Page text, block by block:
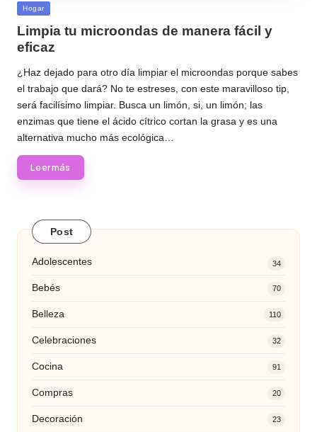
Publicada
Hogar
Limpia tu microondas de manera fácil y
eficaz
¿Haz dejado para otro día limpiar el microondas porque sabes
el trabajo que dará? No te estreses, con este maravilloso tip,
será facilísimo limpiar. Busca un limón, si, un limón; las
enzimas que tiene el ácido cítrico cortan la grasa y es una
alternativa mucho más ecológica…
Leer más
Post
Adolescentes 34
Bebés 70
Belleza 110
Celebraciones 32
Cocina 91
Compras 20
Decoración 23